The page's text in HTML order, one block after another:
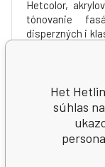
Hetcolor,
tónovanie
disperzných i
Het
súhlas